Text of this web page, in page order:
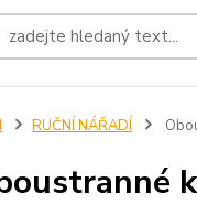
RUČNÍ NÁŘADÍ